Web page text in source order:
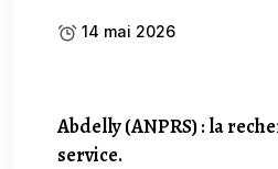
14 mai 2026
Abdelly (ANPRS) : la
service.